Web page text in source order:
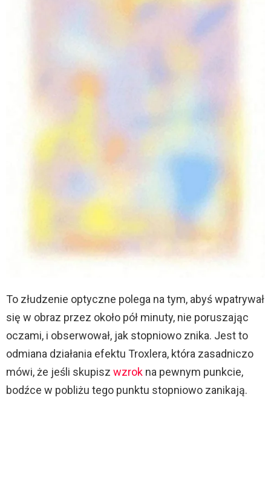
To złudzenie optyczne polega na tym, abyś wpatrywał
się w obraz przez około pół minuty, nie poruszając
oczami, i obserwował, jak stopniowo znika. Jest to
odmiana działania efektu Troxlera, która zasadniczo
mówi, że jeśli skupisz wzrok na pewnym punkcie,
bodźce w pobliżu tego punktu stopniowo zanikają.